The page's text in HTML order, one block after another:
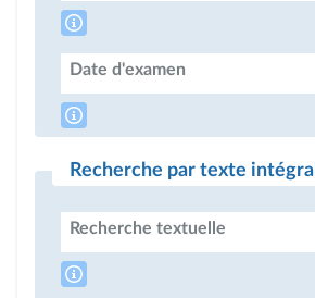
Date d'examen
Recherche par texte intégral
Recherche textuelle